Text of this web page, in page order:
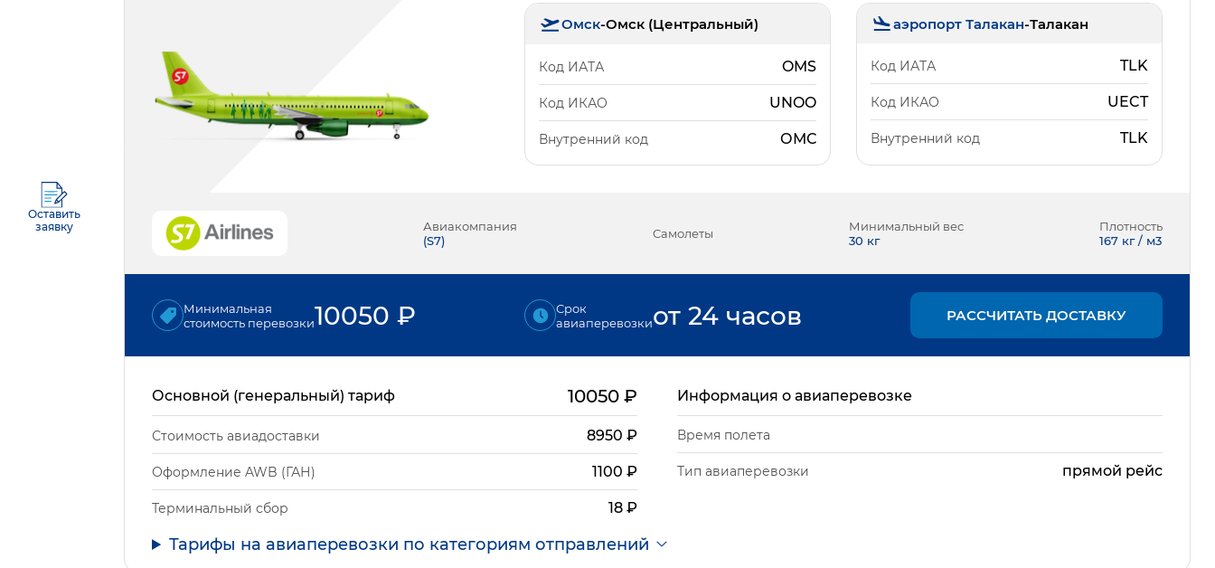
Оставить
заявку
Омск-Омск (Центральный)
Код ИАТА OMS
Код ИКАО UNOO
Внутренний код ОМС
аэропорт Талакан-Талакан
Код ИАТА TLK
Код ИКАО UECT
Внутренний код TLK
Авиакомпания
(S7) Самолеты
Минимальный вес
30 кг
Плотность
167 кг / м3
Минимальная
стоимость перевозки10050 ₽
Срок
авиаперевозкиот 24 часов РАССЧИТАТЬ ДОСТАВКУ
Основной (генеральный) тариф 10050₽
Стоимость авиадоставки 8950 ₽
Оформление AWB (ГАН) 1100 ₽
Терминальный сбор 18₽
Информация о авиаперевозке
Время полета
Тип авиаперевозки прямой рейс
Тарифы на авиаперевозки по категориям отправлений